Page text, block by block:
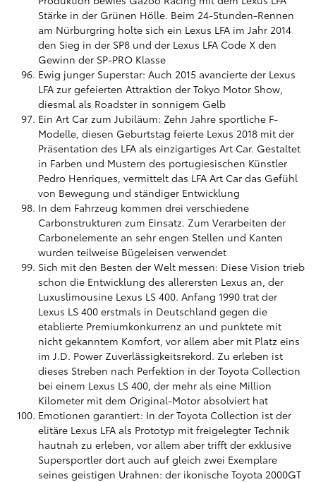
Stärke in der Grünen Hölle. Beim 24-Stunden-Rennen
am Nürburgring holte sich ein Lexus LFA im Jahr 2014
den Sieg in der SP8 und der Lexus LFA Code X den
Gewinn der SP-PRO Klasse
Ewig junger Superstar: Auch 2015 avancierte der Lexus
LFA zur gefeierten Attraktion der Tokyo Motor Show,
diesmal als Roadster in sonnigem Gelb
Ein Art Car zum Jubiläum: Zehn Jahre sportliche F-
Modelle, diesen Geburtstag feierte Lexus 2018 mit der
Präsentation des LFA als einzigartiges Art Car. Gestaltet
in Farben und Mustern des portugiesischen Künstler
Pedro Henriques, vermittelt das LFA Art Car das Gefühl
von Bewegung und ständiger Entwicklung
In dem Fahrzeug kommen drei verschiedene
Carbonstrukturen zum Einsatz. Zum Verarbeiten der
Carbonelemente an sehr engen Stellen und Kanten
wurden teilweise Bügeleisen verwendet
Sich mit den Besten der Welt messen: Diese Vision trieb
schon die Entwicklung des allerersten Lexus an, der
Luxuslimousine Lexus LS 400. Anfang 1990 trat der
Lexus LS 400 erstmals in Deutschland gegen die
etablierte Premiumkonkurrenz an und punktete mit
nicht gekanntem Komfort, vor allem aber mit Platz eins
im J.D. Power Zuverlässigkeitsrekord. Zu erleben ist
dieses Streben nach Perfektion in der Toyota Collection
bei einem Lexus LS 400, der mehr als eine Million
Kilometer mit dem Original-Motor absolviert hat
Emotionen garantiert: In der Toyota Collection ist der
elitäre Lexus LFA als Prototyp mit freigelegter Technik
hautnah zu erleben, vor allem aber trifft der exklusive
Supersportler dort auch auf gleich zwei Exemplare
seines geistigen Urahnen: der ikonische Toyota 2000GT